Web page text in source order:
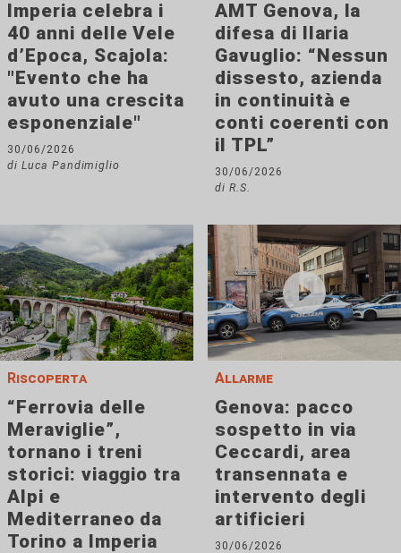
Imperia celebra i
40 anni delle Vele
d’Epoca, Scajola:
"Evento che ha
avuto una crescita
esponenziale"
30/06/2026
di Luca Pandimiglio
AMT Genova, la
difesa di Ilaria
Gavuglio: “Nessun
dissesto, azienda
in continuità e
conti coerenti con
il TPL”
30/06/2026
di R.S.
Riscoperta
“Ferrovia delle
Meraviglie”,
tornano i treni
storici: viaggio tra
Alpi e
Mediterraneo da
Torino a Imperia
Allarme
Genova: pacco
sospetto in via
Ceccardi, area
transennata e
intervento degli
artificieri
30/06/2026